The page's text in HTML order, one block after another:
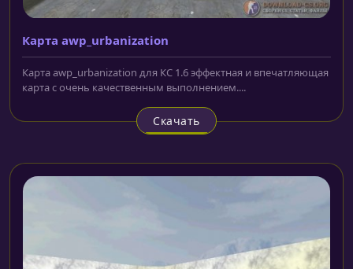
Карта awp_urbanization
Карта awp_urbanization для КС 1.6 эффектная и впечатляющая
карта с очень качественным выполнением....
Скачать